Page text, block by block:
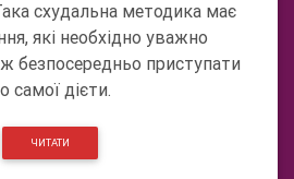
схудальна методика має
які необхідно уважно
безпосередньо приступати
самої дієти.
ЧИТАТИ